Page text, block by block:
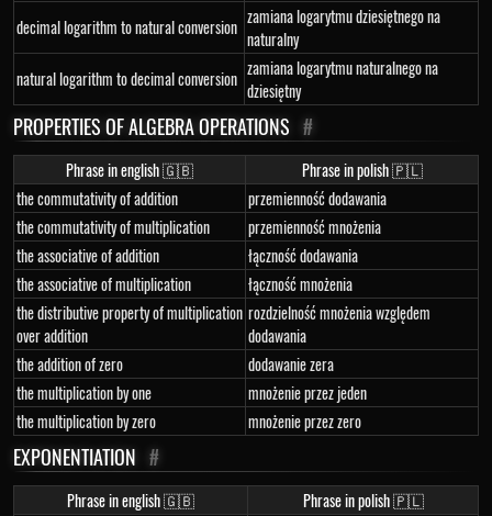
decimal logarithm to natural conversion zamiana logarytmu dziesiętnego na
naturalny
natural logarithm to decimal conversion zamiana logarytmu naturalnego na
dziesiętny
PROPERTIES OF ALGEBRA OPERATIONS #
Phrase in english 🇬🇧
Phrase in polish 🇵🇱
the commutativity of addition
przemienność dodawania
the commutativity of multiplication
przemienność mnożenia
the associative of addition
łączność dodawania
the associative of multiplication
łączność mnożenia
the distributive property of multiplication
over addition
rozdzielność mnożenia względem
dodawania
the addition of zero
dodawanie zera
the multiplication by one
mnożenie przez jeden
the multiplication by zero
mnożenie przez zero
EXPONENTIATION #
Phrase in english 🇬🇧
Phrase in polish 🇵🇱